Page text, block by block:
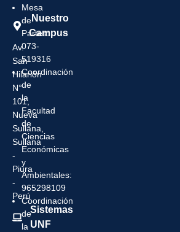
Nuestro
Campus
Av.
San
Hilarión
N°
101,
Nueva
Sullana,
Sullana
-
Piura
-
Perú
Sistemas
UNF
Mesa
de
Partes:
073-
519316
Coordinación
de
la
Facultad
de
Ciencias
Económicas
y
Ambientales:
965298109
Coordinación
de
la